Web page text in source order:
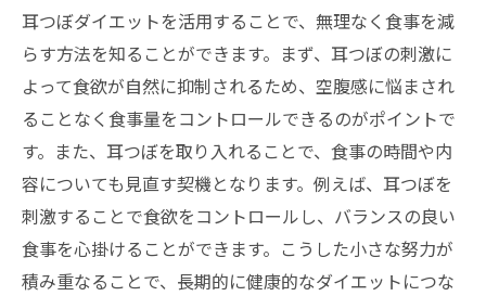
耳つぼダイエットを活用することで、無理なく食事を減
らす方法を知ることができます。まず、耳つぼの刺激に
よって食欲が自然に抑制されるため、空腹感に悩まされ
ることなく食事量をコントロールできるのがポイントで
す。また、耳つぼを取り入れることで、食事の時間や内
容についても見直す契機となります。例えば、耳つぼを
刺激することで食欲をコントロールし、バランスの良い
食事を心掛けることができます。こうした小さな努力が
積み重なることで、長期的に健康的なダイエットにつな